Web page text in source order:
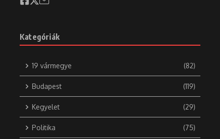
Kategóriák
19 vármegye (82)
Budapest (119)
Kegyelet (29)
Politika (75)